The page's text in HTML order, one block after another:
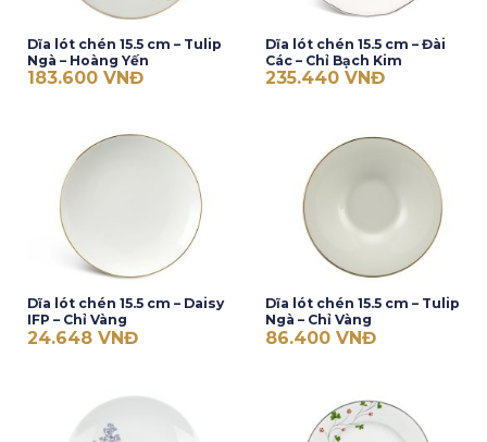
Dĩa lót chén 15.5 cm – Tulip
Ngà – Hoàng Yến
183.600 VNĐ
Dĩa lót chén 15.5 cm – Đài
Các – Chỉ Bạch Kim
235.440 VNĐ
Dĩa lót chén 15.5 cm – Daisy
IFP – Chỉ Vàng
24.648 VNĐ
Dĩa lót chén 15.5 cm – Tulip
Ngà – Chỉ Vàng
86.400 VNĐ